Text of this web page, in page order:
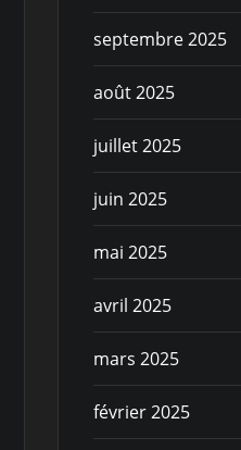
septembre 2025
août 2025
juillet 2025
juin 2025
mai 2025
avril 2025
mars 2025
février 2025